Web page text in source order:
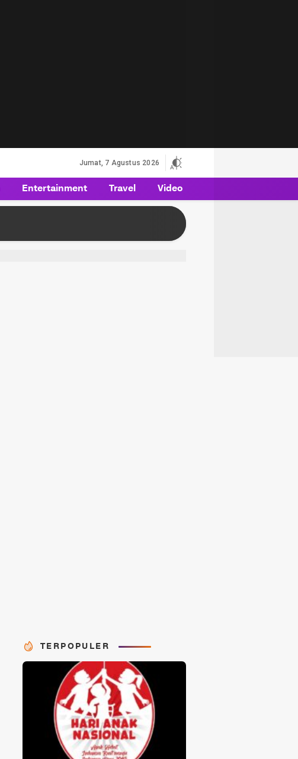
Jumat, 7 Agustus 2026
Entertainment Travel Video
TERPOPULER